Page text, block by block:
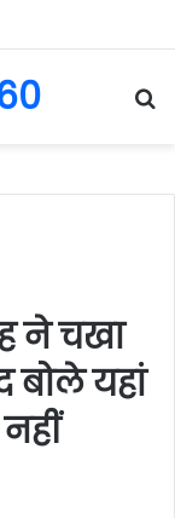
ने चखा
बोले यहां